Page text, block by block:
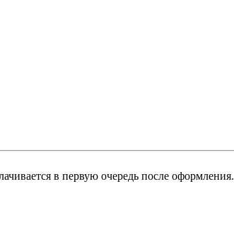
в первую очередь после оформления.